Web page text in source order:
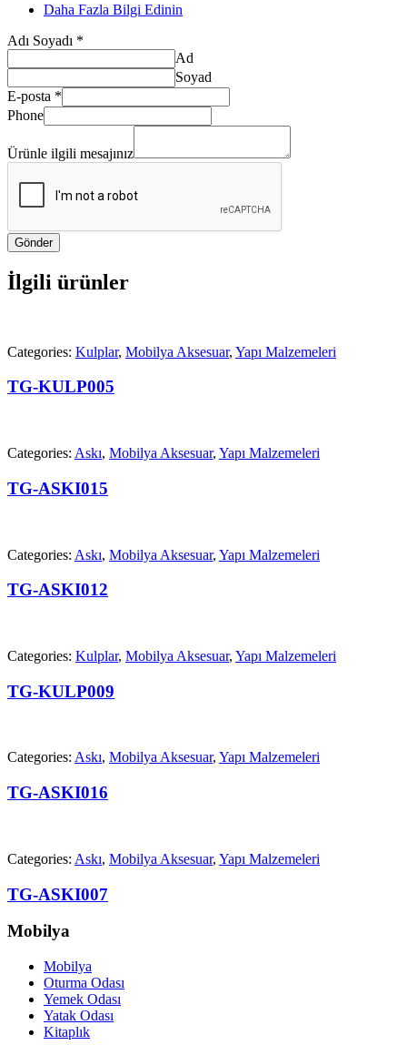
Daha Fazla Bilgi Edinin
Adı Soyadı *
Ad
Soyad
E-posta *
Phone
mesajınız
Ürünle
Ürünle ilgili mesajınız
Gönder
İlgili ürünler
Categories: Kulplar, Mobilya Aksesuar, Yapı Malzemeleri
TG-KULP005
Categories: Askı, Mobilya Aksesuar, Yapı Malzemeleri
TG-ASKI015
Categories: Askı, Mobilya Aksesuar, Yapı Malzemeleri
TG-ASKI012
Categories: Kulplar, Mobilya Aksesuar, Yapı Malzemeleri
TG-KULP009
Categories: Askı, Mobilya Aksesuar, Yapı Malzemeleri
TG-ASKI016
Categories: Askı, Mobilya Aksesuar, Yapı Malzemeleri
TG-ASKI007
Mobilya
Mobilya
Oturma Odası
Yemek Odası
Yatak Odası
Kitaplık